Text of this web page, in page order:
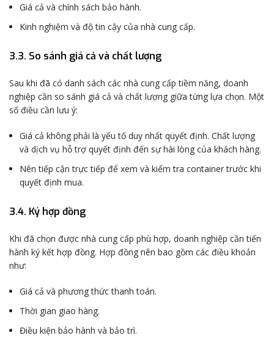
Giá cả và chính sách bảo hành.
Kinh nghiệm và độ tin cậy của nhà cung cấp.
3.3. So sánh giá cả và chất lượng
Sau khi đã có danh sách các nhà cung cấp tiềm năng, doanh
nghiệp cần so sánh giá cả và chất lượng giữa từng lựa chọn. Một
số điều cần lưu ý:
Giá cả không phải là yếu tố duy nhất quyết định. Chất lượng
và dịch vụ hỗ trợ quyết định đến sự hài lòng của khách hàng.
Nên tiếp cận trực tiếp để xem và kiểm tra container trước khi
quyết định mua.
3.4. Ký hợp đồng
Khi đã chọn được nhà cung cấp phù hợp, doanh nghiệp cần tiến
hành ký kết hợp đồng. Hợp đồng nên bao gồm các điều khoản
như:
Giá cả và phương thức thanh toán.
Thời gian giao hàng.
Điều kiện bảo hành và bảo trì.